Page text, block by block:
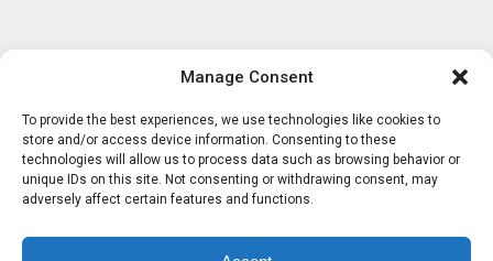
Manage Consent
To provide the best experiences, we use technologies like cookies to
store and/or access device information. Consenting to these
technologies will allow us to process data such as browsing behavior or
unique IDs on this site. Not consenting or withdrawing consent, may
adversely affect certain features and functions.